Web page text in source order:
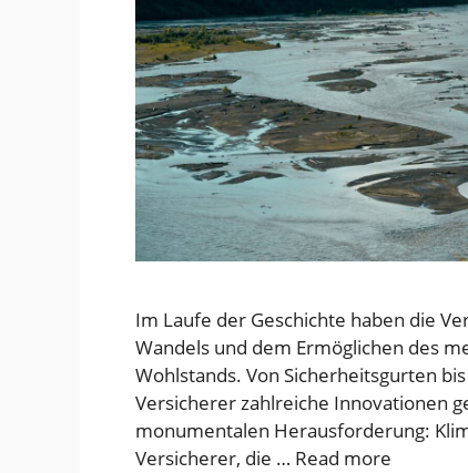
Im Laufe der Geschichte haben die
Wandels und dem Ermöglichen des
Wohlstands. Von Sicherheitsgurten
Versicherer zahlreiche Innovationen
monumentalen Herausforderung:
Versicherer, die … Read more